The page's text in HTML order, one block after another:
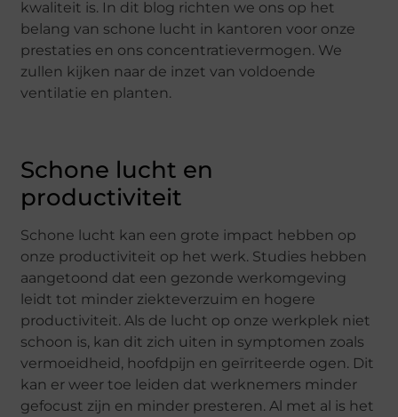
kwaliteit is. In dit blog richten we ons op het
belang van schone lucht in kantoren voor onze
prestaties en ons concentratievermogen. We
zullen kijken naar de inzet van voldoende
ventilatie en planten.
Schone lucht en
productiviteit
Schone lucht kan een grote impact hebben op
onze productiviteit op het werk. Studies hebben
aangetoond dat een gezonde werkomgeving
leidt tot minder ziekteverzuim en hogere
productiviteit. Als de lucht op onze werkplek niet
schoon is, kan dit zich uiten in symptomen zoals
vermoeidheid, hoofdpijn en geïrriteerde ogen. Dit
kan er weer toe leiden dat werknemers minder
gefocust zijn en minder presteren. Al met al is het